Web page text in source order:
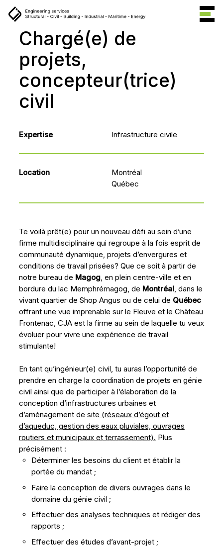
Chargé(e) de
projets,
concepteur(trice)
civil
Expertise Infrastructure civile
Location
Montréal
Québec
Te voilà prêt(e) pour un nouveau défi au sein d’une
firme multidisciplinaire qui regroupe à la fois esprit de
communauté dynamique, projets d’envergures et
conditions de travail prisées? Que ce soit à partir de
notre bureau de Magog, en plein centre-ville et en
bordure du lac Memphrémagog, de Montréal, dans le
vivant quartier de Shop Angus ou de celui de Québec
offrant une vue imprenable sur le Fleuve et le Château
Frontenac, CJA est la firme au sein de laquelle tu veux
évoluer pour vivre une expérience de travail
stimulante!
En tant qu’ingénieur(e) civil, tu auras l’opportunité de
prendre en charge la coordination de projets en génie
civil ainsi que de participer à l’élaboration de la
conception d’infrastructures urbaines et
d’aménagement de site (réseaux d’égout et
d’aqueduc, gestion des eaux pluviales, ouvrages
routiers et municipaux et terrassement). Plus
précisément :
Déterminer les besoins du client et établir la
portée du mandat ;
Faire la conception de divers ouvrages dans le
domaine du génie civil ;
Effectuer des analyses techniques et rédiger des
rapports ;
Effectuer des études d’avant-projet ;